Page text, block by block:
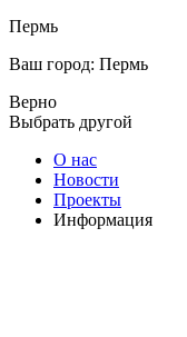
Пермь
Ваш город: Пермь
Верно
Выбрать другой
О нас
Новости
Проекты
Информация